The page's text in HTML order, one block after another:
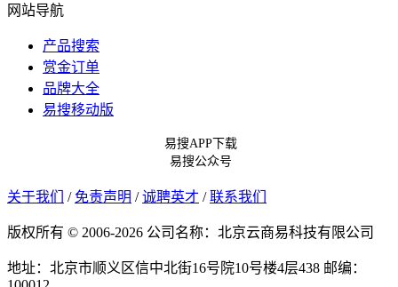
网站导航
产品搜索
赏金订单
品牌大全
易搜移动版
易搜APP下载
易搜公众号
关于我们 / 免责声明 / 诚聘英才 / 联系我们
版权所有 © 2006-2026 公司名称：北京云商易科技有限公司
地址：北京市顺义区信中北街16号院10号楼4层438 邮编：